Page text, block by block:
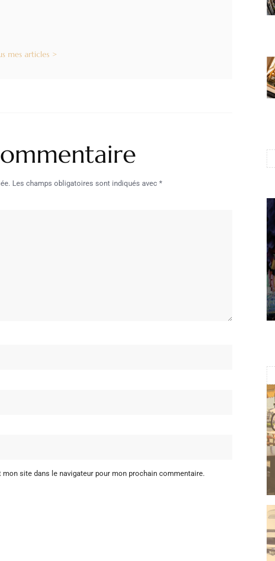
mes articles >
Les champs obligatoires sont indiqués avec *
site dans le navigateur pour mon prochain commentaire.